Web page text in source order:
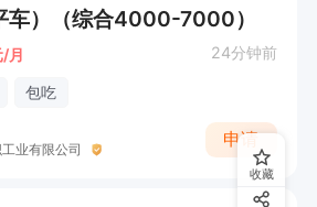
车）（综合4000-7000）
/月 24分钟前
包吃
业有限公司
申请
收藏